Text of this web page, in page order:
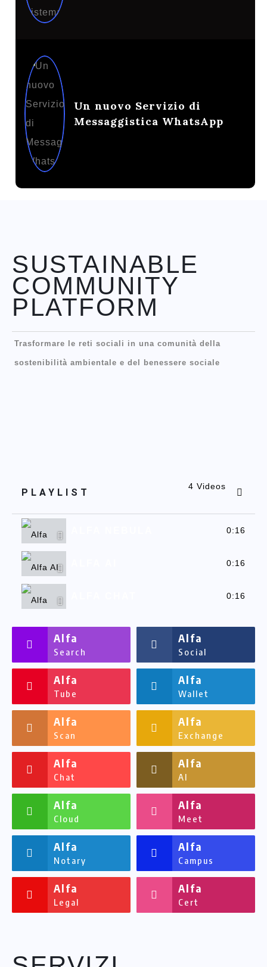
Un nuovo Servizio di
Messaggistica WhatsApp
SUSTAINABLE
COMMUNITY
PLATFORM
Trasformare le reti sociali in una comunità della
sostenibilità ambientale e del benessere sociale
PLAYLIST
4 Videos
0:16
0:16
0:16
ALFASSA 0:16
Alfa
Search
Alfa
Social
Alfa
Tube
Alfa
Wallet
Alfa
Scan
Alfa
Exchange
Alfa
Chat
Alfa
AI
Alfa
Cloud
Alfa
Meet
Alfa
Notary
Alfa
Campus
Alfa
Legal
Alfa
Cert